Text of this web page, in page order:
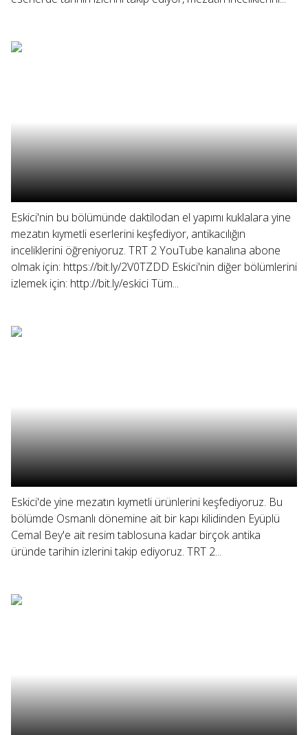
Eskici'nin bu bölümünde daktilodan el yapımı kuklalara yine
mezatın kıymetli eserlerini keşfediyor, antikacılığın
inceliklerini öğreniyoruz. TRT 2 YouTube kanalına abone
olmak için: https://bit.ly/2V0TZDD Eskici'nin diğer bölümlerini
izlemek için: http://bit.ly/eskici Tüm...
Eskici'de yine mezatın kıymetli ürünlerini keşfediyoruz. Bu
bölümde Osmanlı dönemine ait bir kapı kilidinden Eyüplü
Cemal Bey'e ait resim tablosuna kadar birçok antika
üründe tarihin izlerini takip ediyoruz. TRT 2...